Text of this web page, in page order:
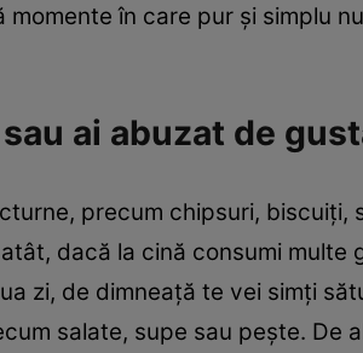
în care pur și simplu
ai abuzat de
precum chipsuri,
dacă la cină consumi multe
zi, de dimneață te vei simți
salate, supe sau pește. De